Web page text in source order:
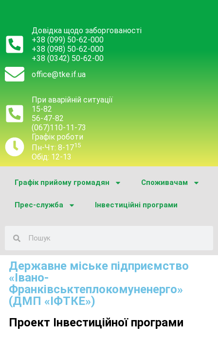
Довідка щодо заборгованості
+38 (099) 50-62-000
+38 (098) 50-62-000
+38 (0342) 50-62-00
office@tke.if.ua
При аварійній ситуації
15-82
56-47-82
(067)110-11-73
Графік роботи
Пн-Чт: 8-1715
Обід: 12-13
Графік прийому громадян Споживачам
Прес-служба Інвестиційні програми
Державне міське підприємство
«Івано-
Франківськтеплокомуненерго»
(ДМП «ІФТКЕ»)
Проект Інвестиційної програми